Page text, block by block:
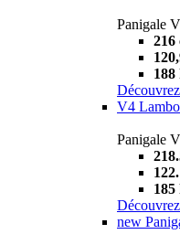
Panigale
216
188
V4
Panigale
185
new